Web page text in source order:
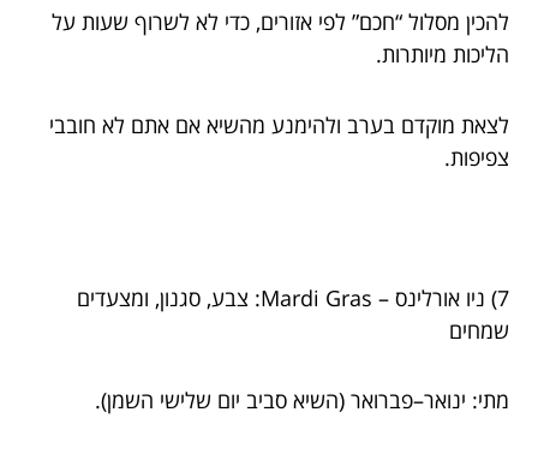
להכין מסלול “חכם” לפי אזורים, כדי לא לשרוף שעות על
הליכות מיותרות.
לצאת מוקדם בערב ולהימנע מהשיא אם אתם לא חובבי
צפיפות.
7) ניו אורלינס – Mardi Gras: צבע, סגנון, ומצעדים
שמחים
מתי: ינואר–פברואר (השיא סביב יום שלישי השמן).